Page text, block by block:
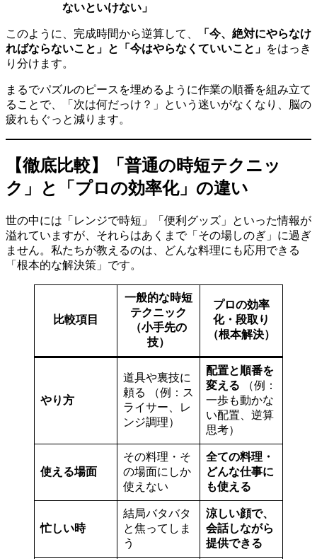
ないといけない」
このように、完成時間から逆算して、
「今、絶対にやらなけ
ればならないこと」と「今はやらなくていいこと」 をはっき
り分けます。
まるでパズルのピースを埋めるように作業の順番を組み立て
ることで、「次は何だっけ？」という迷いがなくなり、脳の
疲れもぐっと減ります。
【徹底比較】「普通の時短テクニッ
ク」と「プロの効率化」の違い
世の中には「レンジで時短」「便利グッズ」といった情報が
溢れていますが、それらはあくまで「その場しのぎ」に過ぎ
ません。私たちが教えるのは、どんな料理にも応用できる
「根本的な解決策」です。
比較項目
一般的な時短
テクニック
（小手先の
技）
プロの効率
化・段取り
（根本解決）
やり方
道具や裏技に
頼る （例：ス
ライサー、レ
ンジ調理）
配置と順番を
変える （例：
一歩も動かな
い配置、逆算
思考）
使える場面
その料理・そ
の場面にしか
使えない
全ての料理・
どんな仕事に
も使える
忙しい時
結局バタバタ
と焦ってしま
う
涼しい顔で、
会話しながら
提供できる